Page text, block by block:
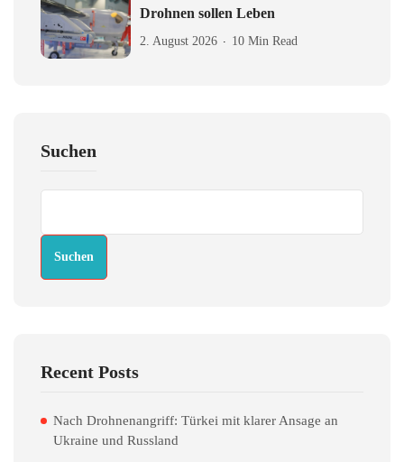
Drohnen sollen Leben
2. August 2026 10 Min Read
Suchen
Suchen
Recent Posts
Nach Drohnenangriff: Türkei mit klarer Ansage an
Ukraine und Russland